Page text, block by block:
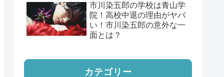
市川染五郎の学校は青山学
院！高校中退の理由がヤバ
い！市川染五郎の意外な一
面とは？
カテゴリー